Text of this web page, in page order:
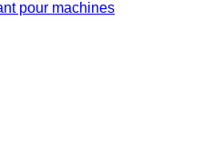
pour machines